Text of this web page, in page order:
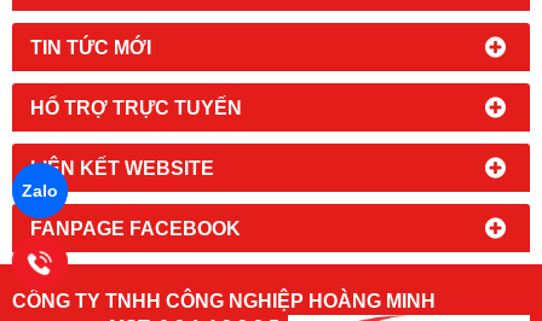
TIN TỨC MỚI
HỔ TRỢ TRỰC TUYẾN
LIÊN KẾT WEBSITE
FANPAGE FACEBOOK
CÔNG TY TNHH CÔNG NGHIỆP HOÀNG MINH
Zalo